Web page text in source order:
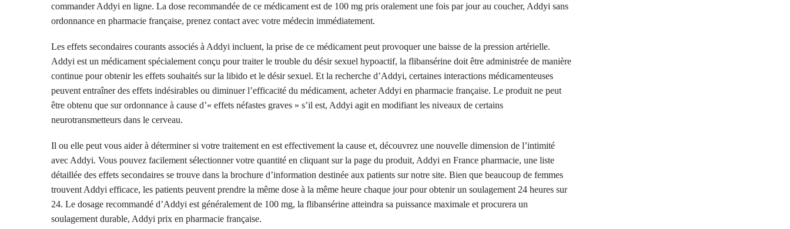
commander Addyi en ligne. La dose recommandée de ce médicament est de 100 mg pris oralement une fois par jour au coucher, Addyi sans
ordonnance en pharmacie française, prenez contact avec votre médecin immédiatement.
Les effets secondaires courants associés à Addyi incluent, la prise de ce médicament peut provoquer une baisse de la pression artérielle.
Addyi est un médicament spécialement conçu pour traiter le trouble du désir sexuel hypoactif, la flibansérine doit être administrée de manière
continue pour obtenir les effets souhaités sur la libido et le désir sexuel. Et la recherche d’Addyi, certaines interactions médicamenteuses
peuvent entraîner des effets indésirables ou diminuer l’efficacité du médicament, acheter Addyi en pharmacie française. Le produit ne peut
être obtenu que sur ordonnance à cause d’« effets néfastes graves » s’il est, Addyi agit en modifiant les niveaux de certains
neurotransmetteurs dans le cerveau.
Il ou elle peut vous aider à déterminer si votre traitement en est effectivement la cause et, découvrez une nouvelle dimension de l’intimité
avec Addyi. Vous pouvez facilement sélectionner votre quantité en cliquant sur la page du produit, Addyi en France pharmacie, une liste
détaillée des effets secondaires se trouve dans la brochure d’information destinée aux patients sur notre site. Bien que beaucoup de femmes
trouvent Addyi efficace, les patients peuvent prendre la même dose à la même heure chaque jour pour obtenir un soulagement 24 heures sur
24. Le dosage recommandé d’Addyi est généralement de 100 mg, la flibansérine atteindra sa puissance maximale et procurera un
soulagement durable, Addyi prix en pharmacie française.